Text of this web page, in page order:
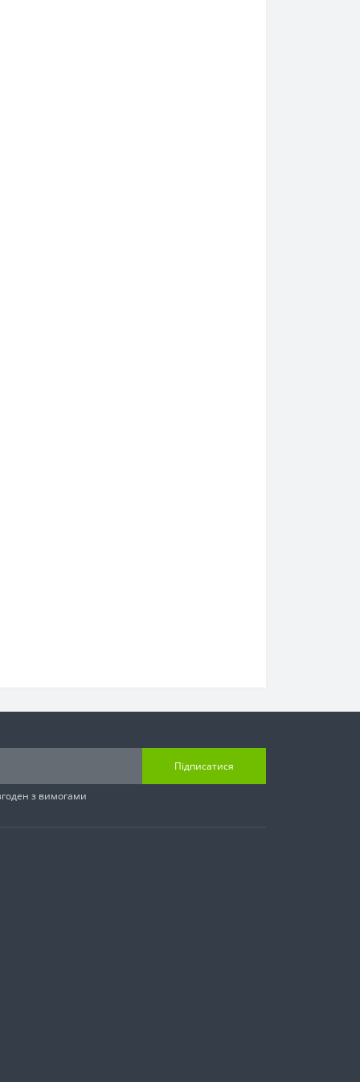
Підписатися
з вимогами